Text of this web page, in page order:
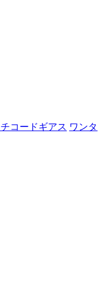
コードギアス ワンタ